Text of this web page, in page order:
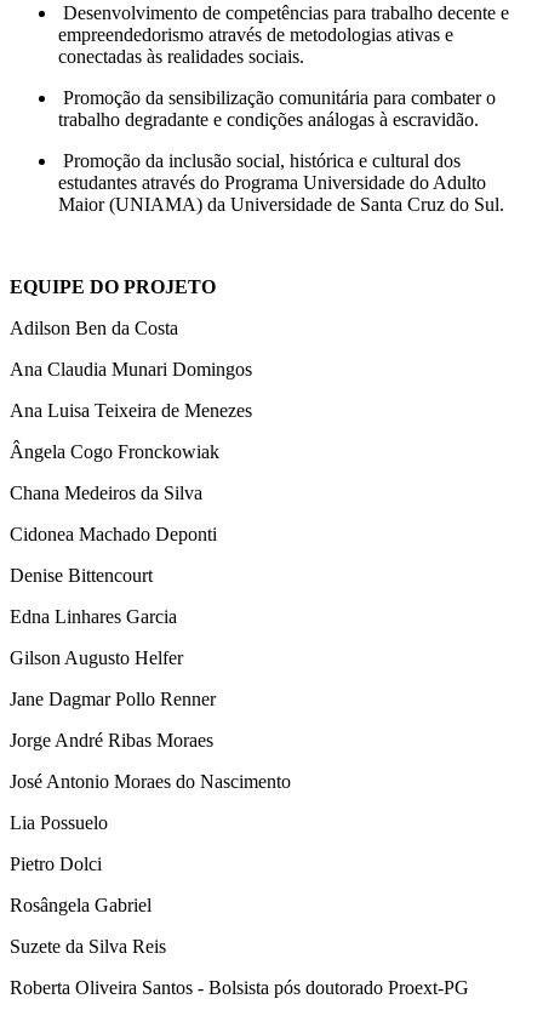
Desenvolvimento de competências para trabalho decente e
empreendedorismo através de metodologias ativas e
conectadas às realidades sociais.
Promoção da sensibilização comunitária para combater o
trabalho degradante e condições análogas à escravidão.
Promoção da inclusão social, histórica e cultural dos
estudantes através do Programa Universidade do Adulto
Maior (UNIAMA) da Universidade de Santa Cruz do Sul.
EQUIPE DO PROJETO
Adilson Ben da Costa
Ana Claudia Munari Domingos
Ana Luisa Teixeira de Menezes
Ângela Cogo Fronckowiak
Chana Medeiros da Silva
Cidonea Machado Deponti
Denise Bittencourt
Edna Linhares Garcia
Gilson Augusto Helfer
Jane Dagmar Pollo Renner
Jorge André Ribas Moraes
José Antonio Moraes do Nascimento
Lia Possuelo
Pietro Dolci
Rosângela Gabriel
Suzete da Silva Reis
Roberta Oliveira Santos - Bolsista pós doutorado Proext-PG